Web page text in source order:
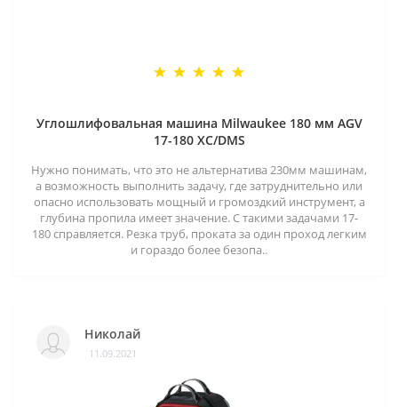
Углошлифовальная машина Milwaukee 180 мм AGV
17-180 XC/DMS
Нужно понимать, что это не альтернатива 230мм машинам,
а возможность выполнить задачу, где затруднительно или
опасно использовать мощный и громоздкий инструмент, а
глубина пропила имеет значение. С такими задачами 17-
180 справляется. Резка труб, проката за один проход легким
и гораздо более безопа..
Николай
11.09.2021